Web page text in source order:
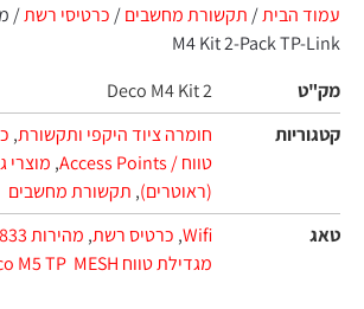
עמוד הבית/ תקשורת מחשבים/ כרטיסי רשת
M4 Kit 2-Pack TP-Link
מק"ט
Deco M4 Kit 2
קטגוריות
חומרה ציוד היקפי ותקשורת,
טווח / Access Points
, מוצרי
(ראוטרים), תקשורת מחשבים
טאג
Wifi
, כרטיס רשת, מהירות 833 מגה
מגדילת טווח MESH ‏ Deco M5 TP-